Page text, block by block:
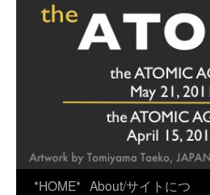
*HOME* About/サイトにつ